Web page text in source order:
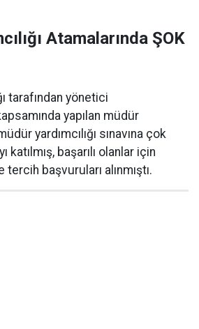
Atamalarında ŞOK
tarafından yönetici
yapılan müdür
yardımcılığı sınavına çok
katılmış, başarılı olanlar için
başvuruları alınmıştı.